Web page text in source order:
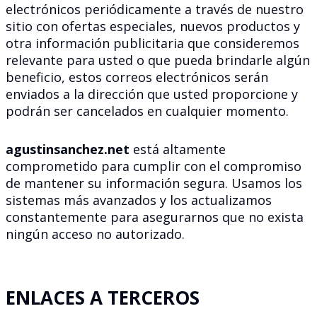
electrónicos periódicamente a través de nuestro
sitio con ofertas especiales, nuevos productos y
otra información publicitaria que consideremos
relevante para usted o que pueda brindarle algún
beneficio, estos correos electrónicos serán
enviados a la dirección que usted proporcione y
podrán ser cancelados en cualquier momento.
agustinsanchez.net está altamente
comprometido para cumplir con el compromiso
de mantener su información segura. Usamos los
sistemas más avanzados y los actualizamos
constantemente para asegurarnos que no exista
ningún acceso no autorizado.
ENLACES A TERCEROS